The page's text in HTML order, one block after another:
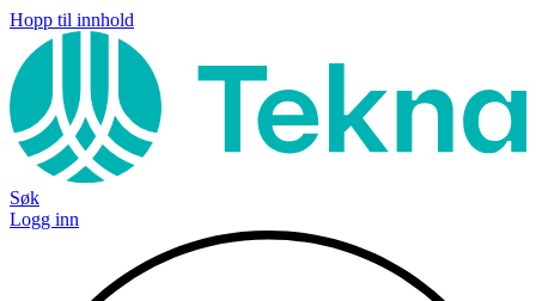
Hopp til innhold
Søk
Logg inn